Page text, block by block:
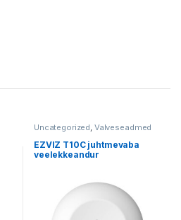
Uncategorized Valveseadmed
EZVIZ T10C juhtmevaba
veelekkeandur